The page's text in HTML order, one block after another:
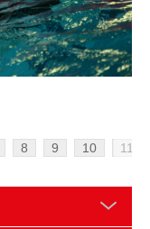
8 9 10 11